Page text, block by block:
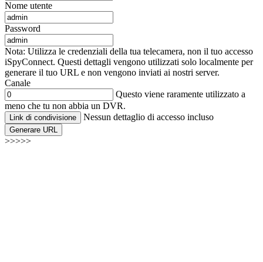
Nome utente
Password
Nota: Utilizza le credenziali della tua telecamera, non il tuo accesso
iSpyConnect. Questi dettagli vengono utilizzati solo localmente per
generare il tuo URL e non vengono inviati ai nostri server.
Canale
Questo viene raramente utilizzato a
meno che tu non abbia un DVR.
Link di condivisione Nessun dettaglio di accesso incluso
Generare URL
>>>>>